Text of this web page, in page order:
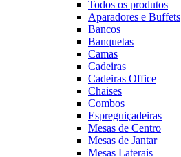
Todos os produtos
Aparadores e Buffets
Bancos
Banquetas
Camas
Cadeiras
Cadeiras Office
Chaises
Combos
Espreguiçadeiras
Mesas de Centro
Mesas de Jantar
Mesas Laterais